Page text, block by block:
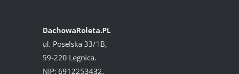
DachowaRoleta.PL
ul. Poselska 33/1B,
59-220 Legnica,
NIP: 6912253432,